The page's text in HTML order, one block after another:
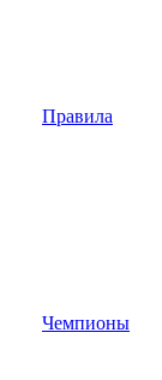
Правила
Чемпионы